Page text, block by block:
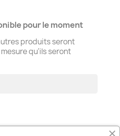
pour le moment
produits seront
qu'ils seront